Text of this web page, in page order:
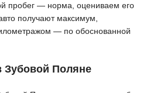
пробег — норма, оцениваем его
получают максимум,
— по обоснованной
Зубовой Поляне